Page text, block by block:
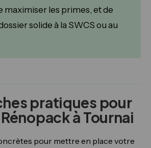
maximiser les primes, et de
solide à la SWCS ou au
pratiques pour
à Tournai
pour mettre en place votre